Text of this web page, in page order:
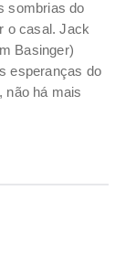
sombrias do
o casal. Jack
Basinger)
esperanças do
não há mais